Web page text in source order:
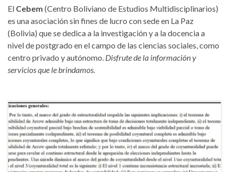
El Cebem (Centro Boliviano de Estudios Multidisciplinarios)
es una asociación sin fines de lucro con sede en La Paz
(Bolivia) que se dedica a la investigación y a la docencia a
nivel de postgrado en el campo de las ciencias sociales, como
centro privado y autónomo. Disfrute de la información y
servicios que le brindamos.